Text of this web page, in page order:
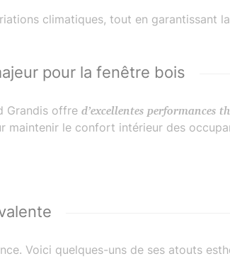
climatiques, tout en garantissant
pour la fenêtre bois
Grandis offre d’excellentes performances
maintenir le confort intérieur des
Voici quelques-uns de ses atouts